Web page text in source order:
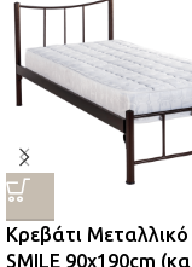
Κρεβάτι Μεταλλικό
SMILE 90x190cm